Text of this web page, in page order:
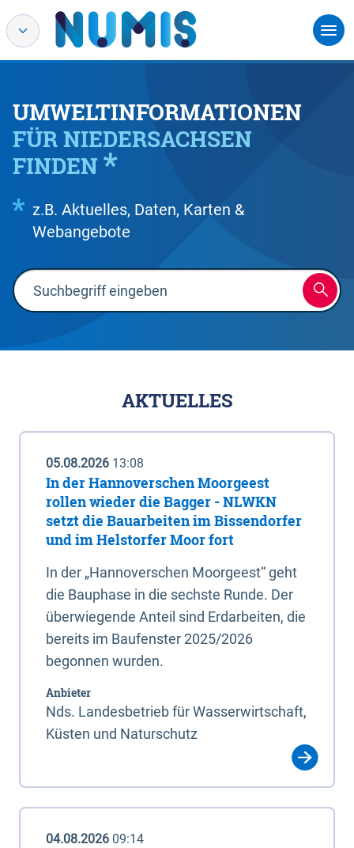
UMWELTINFORMATIONEN
FÜR NIEDERSACHSEN
FINDEN
z.B. Aktuelles, Daten, Karten &
Webangebote
AKTUELLES
05.08.2026 13:08
In der Hannoverschen Moorgeest
rollen wieder die Bagger - NLWKN
setzt die Bauarbeiten im Bissendorfer
und im Helstorfer Moor fort
In der „Hannoverschen Moorgeest“ geht
die Bauphase in die sechste Runde. Der
überwiegende Anteil sind Erdarbeiten, die
bereits im Baufenster 2025/2026
begonnen wurden.
Anbieter
Nds. Landesbetrieb für Wasserwirtschaft,
Küsten und Naturschutz
04.08.2026 09:14